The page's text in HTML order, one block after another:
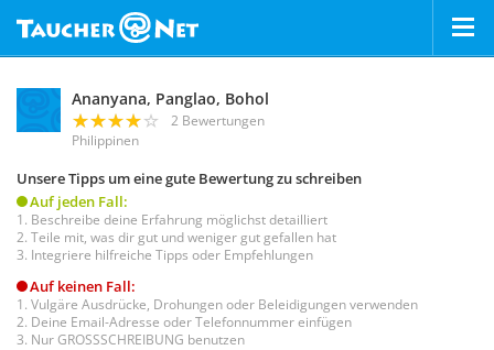
Ananyana, Panglao, Bohol
2 Bewertungen
Philippinen
Unsere Tipps um eine gute Bewertung zu schreiben
Auf jeden Fall:
Beschreibe deine Erfahrung möglichst detailliert
Teile mit, was dir gut und weniger gut gefallen hat
Integriere hilfreiche Tipps oder Empfehlungen
Auf keinen Fall:
Vulgäre Ausdrücke, Drohungen oder Beleidigungen verwenden
Deine Email-Adresse oder Telefonnummer einfügen
Nur GROSSSCHREIBUNG benutzen